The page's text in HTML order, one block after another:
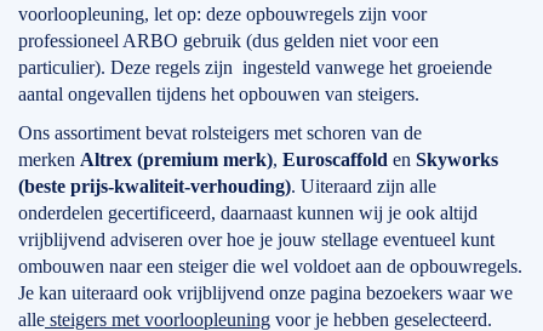
voorloopleuning, let op: deze opbouwregels zijn voor
professioneel ARBO gebruik (dus gelden niet voor een
particulier). Deze regels zijn ingesteld vanwege het groeiende
aantal ongevallen tijdens het opbouwen van steigers.
Ons assortiment bevat rolsteigers met schoren van de
merken Altrex (premium merk), Euroscaffold en Skyworks
(beste prijs-kwaliteit-verhouding). Uiteraard zijn alle
onderdelen gecertificeerd, daarnaast kunnen wij je ook altijd
vrijblijvend adviseren over hoe je jouw stellage eventueel kunt
ombouwen naar een steiger die wel voldoet aan de opbouwregels.
Je kan uiteraard ook vrijblijvend onze pagina bezoekers waar we
alle steigers met voorloopleuning voor je hebben geselecteerd.